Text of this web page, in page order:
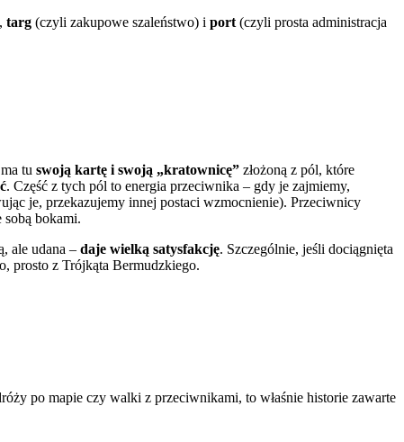
targ (czyli zakupowe szaleństwo) i port (czyli prosta administracja
tu swoją kartę i swoją „kratownicę” złożoną z pól, które
. Część z tych pól to energia przeciwnika – gdy je zajmiemy,
je, przekazujemy innej postaci wzmocnienie). Przeciwnicy
sobą bokami.
ale udana – daje wielką satysfakcję. Szczególnie, jeśli dociągnięta
prosto z Trójkąta Bermudzkiego.
po mapie czy walki z przeciwnikami, to właśnie historie zawarte